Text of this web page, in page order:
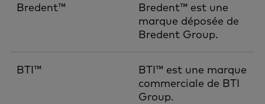
Bredent™
Bredent™ est une
marque déposée de
Bredent Group.
BTI™
BTI™ est une marque
commerciale de BTI
Group.